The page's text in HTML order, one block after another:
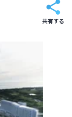
共有する